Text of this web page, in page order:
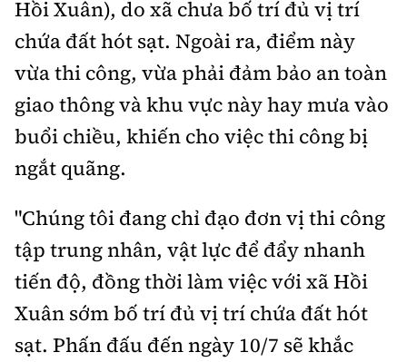
Tổng biên tập: Nguyễn Thị Hồng Nga
Phó Tổng biên tập:Nguyễn Sơn Tùng,
Nguyễn Đức Thắng, La Đức Hùng
Hotline:
0901 514 799
Quảng cáo và Phát hành:
0915 057 282
Email:
bandoc@baoxaydung.vn
Cấm sao chép dưới mọi hình thức nếu không có sự
soạn
Hồi Xuân), do xã chưa bố trí đủ vị trí
chứa đất hót sạt. Ngoài ra, điểm này
vừa thi công, vừa phải đảm bảo an toàn
giao thông và khu vực này hay mưa vào
buổi chiều, khiến cho việc thi công bị
ngắt quãng.
"Chúng tôi đang chỉ đạo đơn vị thi công
tập trung nhân, vật lực để đẩy nhanh
tiến độ, đồng thời làm việc với xã Hồi
Xuân sớm bố trí đủ vị trí chứa đất hót
sạt. Phấn đấu đến ngày 10/7 sẽ khắc